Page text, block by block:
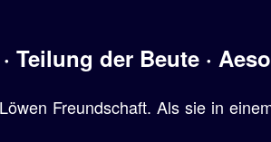
Teilung der Beute ·
Freundschaft. Als sie in